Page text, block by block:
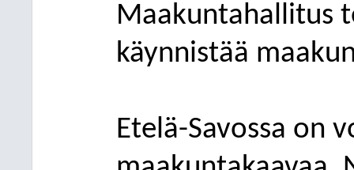
Maakuntahallitus
käynnistää
Etelä-Savossa on